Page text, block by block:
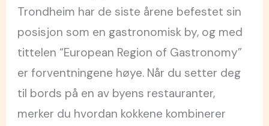
Trondheim har de siste årene befestet sin
posisjon som en gastronomisk by, og med
tittelen “European Region of Gastronomy”
er forventningene høye. Når du setter deg
til bords på en av byens restauranter,
merker du hvordan kokkene kombinerer